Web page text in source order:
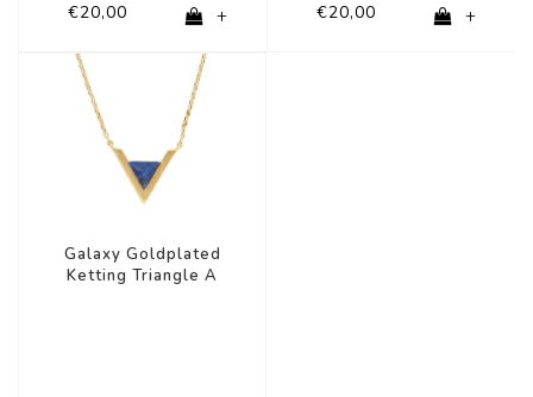
€20,00 + €20,00 +
Galaxy Goldplated
Ketting Triangle A